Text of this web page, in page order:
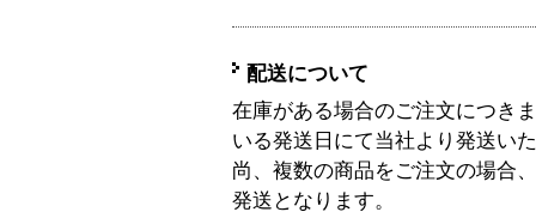
配送について
在庫がある場合のご注文につき
いる発送日にて当社より発送い
尚、複数の商品をご注文の場合
発送となります。